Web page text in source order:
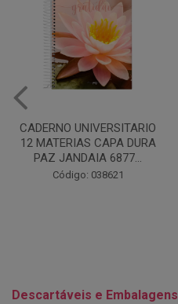
PAPEL A4 C/ 500 FOLHAS -
CHAMEX
Código: 043598
Descartáveis e Embalagens